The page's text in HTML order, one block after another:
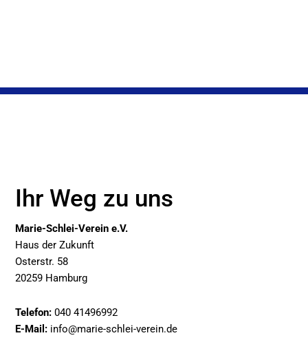
Ihr Weg zu uns
Marie-Schlei-Verein e.V.
Haus der Zukunft
Osterstr. 58
20259 Hamburg
Telefon: 040 41496992
E-Mail: info@marie-schlei-verein.de